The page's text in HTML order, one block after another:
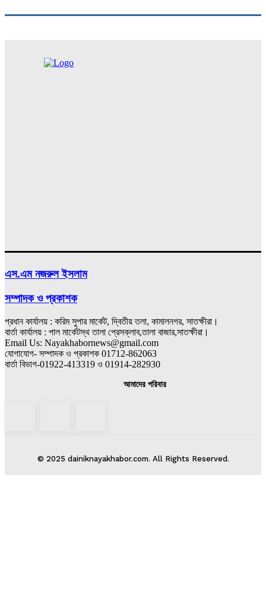
এস.এম নজরুল ইসলাম
সম্পাদক ও প্রকাশক
প্রধান কার্যালয় : করিম সুপার মার্কেট, দ্বিতীয় তলা, কামালনগর, সাতক্ষীরা।
বার্তা কার্যালয় : পাল মার্কেটস্থ তালা প্রেসক্লাব,তালা বাজার,সাতক্ষীরা।
Email Us: Nayakhabornews@gmail.com
যোগাযোগ- সম্পাদক ও প্রকাশক 01712-862063
বার্তা বিভাগ-01922-413319 ও 01914-282930
আমাদের পরিবার
© 2025 dainiknayakhabor.com. All Rights Reserved.